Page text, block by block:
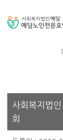
사회복지법
회